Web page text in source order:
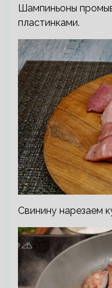
Шампиньоны
пластинками.
Свинину нарезаем